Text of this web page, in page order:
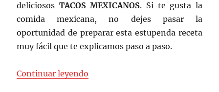
deliciosos TACOSMEXICANOS. Si te gusta la
comida mexicana, no dejes pasar la
oportunidad de preparar esta estupenda receta
muy fácil que te explicamos paso a paso.
Continuar leyendo